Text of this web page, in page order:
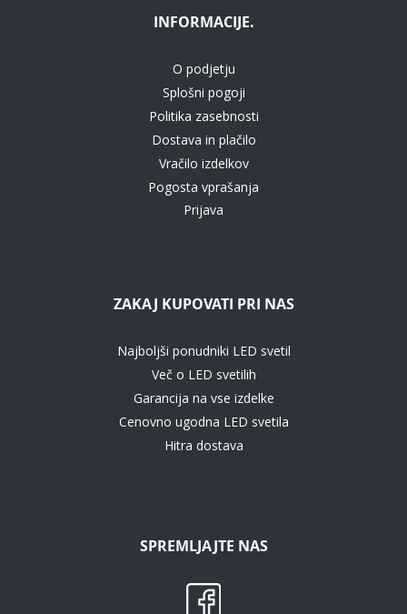
INFORMACIJE.
O podjetju
Splošni pogoji
Politika zasebnosti
Dostava in plačilo
Vračilo izdelkov
Pogosta vprašanja
Prijava
ZAKAJ KUPOVATI PRI NAS
Najboljši ponudniki LED svetil
Več o LED svetilih
Garancija na vse izdelke
Cenovno ugodna LED svetila
Hitra dostava
SPREMLJAJTE NAS